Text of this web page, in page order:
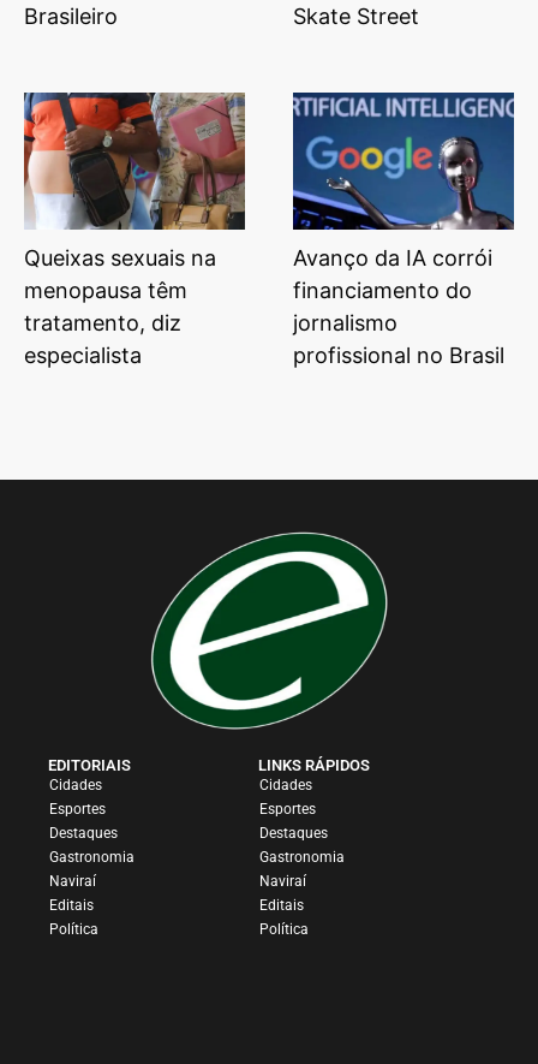
Brasileiro
Skate Street
Queixas sexuais na
menopausa têm
tratamento, diz
especialista
Avanço da IA corrói
financiamento do
jornalismo
profissional no Brasil
EDITORIAIS
Cidades
Esportes
Destaques
Gastronomia
Naviraí
Editais
Política
LINKS RÁPIDOS
Cidades
Esportes
Destaques
Gastronomia
Naviraí
Editais
Política